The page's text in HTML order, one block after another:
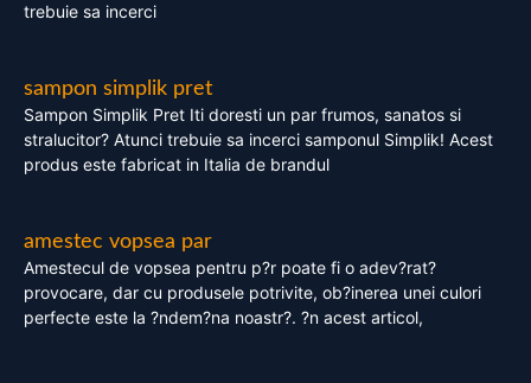
trebuie sa incerci
sampon simplik pret
Sampon Simplik Pret Iti doresti un par frumos, sanatos si
stralucitor? Atunci trebuie sa incerci samponul Simplik! Acest
produs este fabricat in Italia de brandul
amestec vopsea par
Amestecul de vopsea pentru p?r poate fi o adev?rat?
provocare, dar cu produsele potrivite, ob?inerea unei culori
perfecte este la ?ndem?na noastr?. ?n acest articol,